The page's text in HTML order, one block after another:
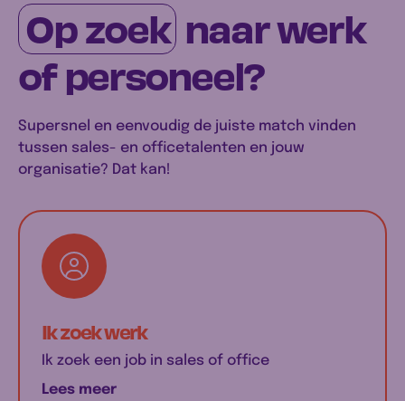
Op zoek naar werk
of personeel?
Supersnel en eenvoudig de juiste match vinden
tussen sales- en officetalenten en jouw
organisatie? Dat kan!
Ik zoek werk
Ik zoek een job in sales of office
Lees meer